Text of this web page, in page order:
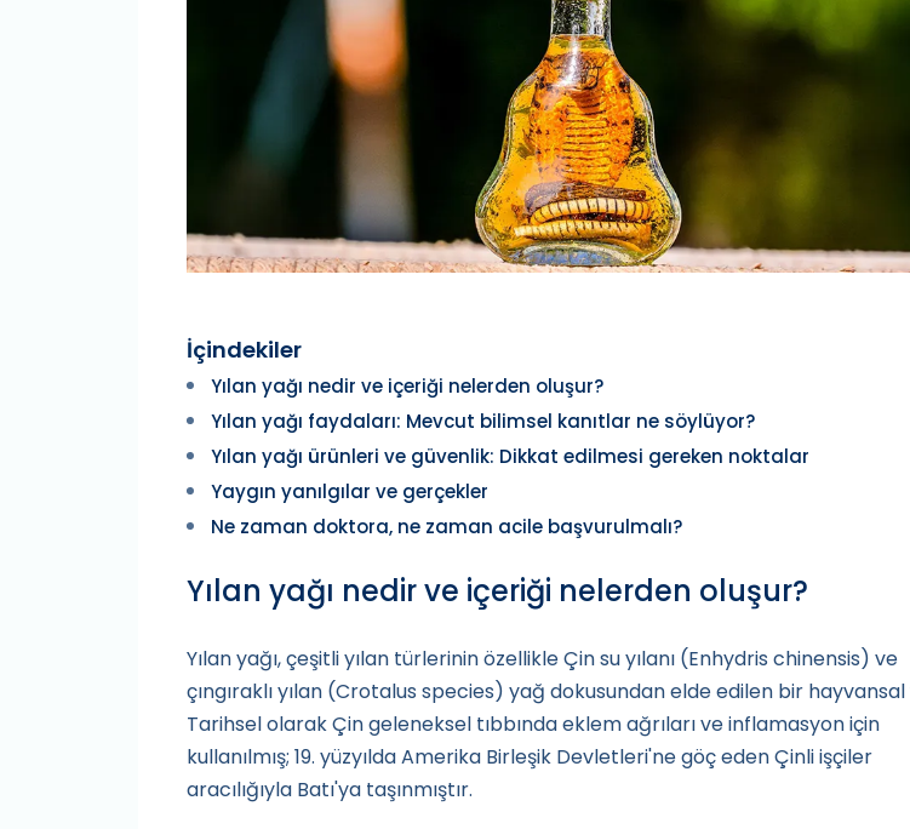
İçindekiler
Yılan yağı nedir ve içeriği nelerden oluşur?
Yılan yağı faydaları: Mevcut bilimsel kanıtlar ne söylüyor?
Yılan yağı ürünleri ve güvenlik: Dikkat edilmesi gereken noktalar
Yaygın yanılgılar ve gerçekler
Ne zaman doktora, ne zaman acile başvurulmalı?
Yılan yağı nedir ve içeriği nelerden oluşur?
Yılan yağı, çeşitli yılan türlerinin özellikle Çin su yılanı (Enhydris chinensis) ve
çıngıraklı yılan (Crotalus species) yağ dokusundan elde edilen bir hayvansal
Tarihsel olarak Çin geleneksel tıbbında eklem ağrıları ve inflamasyon için
kullanılmış; 19. yüzyılda Amerika Birleşik Devletleri'ne göç eden Çinli işçiler
aracılığıyla Batı'ya taşınmıştır.